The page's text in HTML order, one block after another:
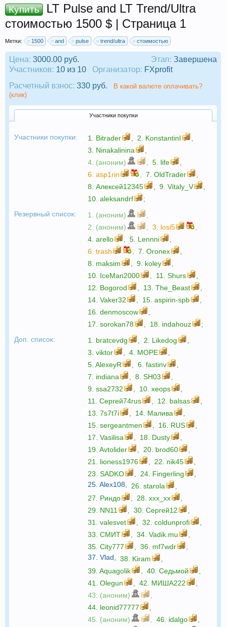
Купить
LT Pulse and LT Trend/Ultra
стоимостью 1500 $ | Страница 1
Метки: 1500 and pulse trend/ultra стоимостью
Этап: Завершена
Цена: 3000.00 руб.
Участников: 10 из 10 Организатор: FXprofit
Расчетный взнос: 330 руб.
В какой валюте оплачивать?
(клик)
Участники покупки
Участники покупки: 1. Bitrader 2. KonstantinI
3. Ninakalinina
4. (аноним)
5. life
6. asp1rin 7. OldTrader
8. Алексей12345 9. Vitaly_V
10. aleksandrf
;
Резервный список:
1. (аноним)
2. (аноним)
3. losi5
4. arello 5. Lennni
6. trash 7. Oronex
8. maksim 9. koley
10. IceMan2000 11. Shurs
12. Bogorod 13. The_Beast
14. Vaker32 15. aspirin-spb
16. denmoscow
17. sorokan78 18. indahouz
;
Доп. список:
1. bratcevdg 2. Likedog
3. viktor 4. МОРЕ
5. AlexeyR 6. fastinv
7. indiana 8. SH03
9. ssa2732 10. xeops
11. Сергей74rus 12. balsas
13. 7s7t7i 14. Малива
15. sergeantmen 16. RUS
17. Vasilisa 18. Dusty
19. Avtolider 20. brod60
21. lioness1976 22. nik45
23. SADKO 24. Fingerling
25. Alex108 26. starola
27. Риндо 28. xxx_xx
29. NN11 30. Сергей12
31. valesvet 32. coldunprofi
33. СМИТ 34. Vadik.mu
35. City777 36. mf7wdr
37. Vlad 38. Kiram
39. Aquagolik 40. Седьмой
41. Olegun 42. МИША222
43. (аноним)
44. leonid77777
45. (аноним)
46. idalgo